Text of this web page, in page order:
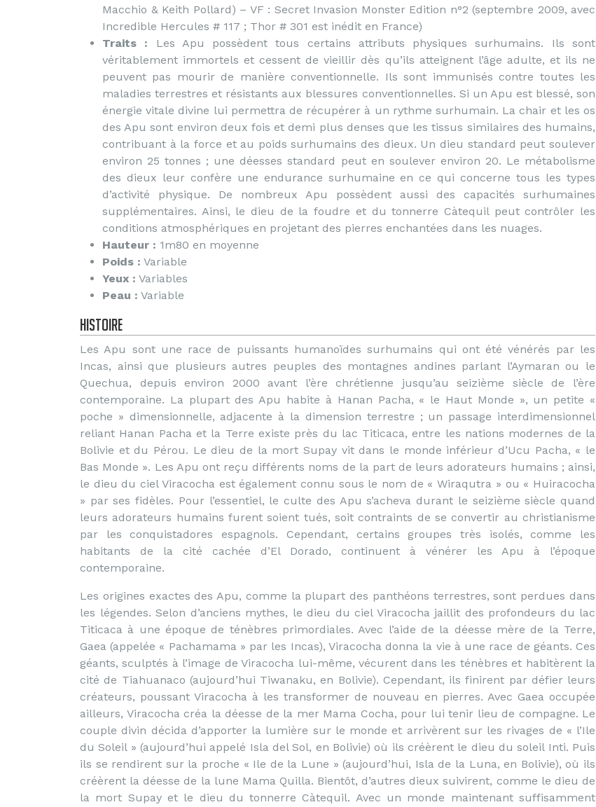
Macchio & Keith Pollard) – VF : Secret Invasion Monster Edition n°2 (septembre 2009, avec
Incredible Hercules # 117 ; Thor # 301 est inédit en France)
Traits : Les Apu possèdent tous certains attributs physiques surhumains. Ils sont
véritablement immortels et cessent de vieillir dès qu’ils atteignent l’âge adulte, et ils ne
peuvent pas mourir de manière conventionnelle. Ils sont immunisés contre toutes les
maladies terrestres et résistants aux blessures conventionnelles. Si un Apu est blessé, son
énergie vitale divine lui permettra de récupérer à un rythme surhumain. La chair et les os
des Apu sont environ deux fois et demi plus denses que les tissus similaires des humains,
contribuant à la force et au poids surhumains des dieux. Un dieu standard peut soulever
environ 25 tonnes ; une déesses standard peut en soulever environ 20. Le métabolisme
des dieux leur confère une endurance surhumaine en ce qui concerne tous les types
d’activité physique. De nombreux Apu possèdent aussi des capacités surhumaines
supplémentaires. Ainsi, le dieu de la foudre et du tonnerre Càtequil peut contrôler les
conditions atmosphériques en projetant des pierres enchantées dans les nuages.
Hauteur : 1m80 en moyenne
Poids : Variable
Yeux : Variables
Peau : Variable
Histoire
Les Apu sont une race de puissants humanoïdes surhumains qui ont été vénérés par les
Incas, ainsi que plusieurs autres peuples des montagnes andines parlant l’Aymaran ou le
Quechua, depuis environ 2000 avant l’ère chrétienne jusqu’au seizième siècle de l’ère
contemporaine. La plupart des Apu habite à Hanan Pacha, « le Haut Monde », un petite «
poche » dimensionnelle, adjacente à la dimension terrestre ; un passage interdimensionnel
reliant Hanan Pacha et la Terre existe près du lac Titicaca, entre les nations modernes de la
Bolivie et du Pérou. Le dieu de la mort Supay vit dans le monde inférieur d’Ucu Pacha, « le
Bas Monde ». Les Apu ont reçu différents noms de la part de leurs adorateurs humains ; ainsi,
le dieu du ciel Viracocha est également connu sous le nom de « Wiraqutra » ou « Huiracocha
» par ses fidèles. Pour l’essentiel, le culte des Apu s’acheva durant le seizième siècle quand
leurs adorateurs humains furent soient tués, soit contraints de se convertir au christianisme
par les conquistadores espagnols. Cependant, certains groupes très isolés, comme les
habitants de la cité cachée d’El Dorado, continuent à vénérer les Apu à l’époque
contemporaine.
Les origines exactes des Apu, comme la plupart des panthéons terrestres, sont perdues dans
les légendes. Selon d’anciens mythes, le dieu du ciel Viracocha jaillit des profondeurs du lac
Titicaca à une époque de ténèbres primordiales. Avec l’aide de la déesse mère de la Terre,
Gaea (appelée « Pachamama » par les Incas), Viracocha donna la vie à une race de géants. Ces
géants, sculptés à l’image de Viracocha lui-même, vécurent dans les ténèbres et habitèrent la
cité de Tiahuanaco (aujourd’hui Tiwanaku, en Bolivie). Cependant, ils finirent par défier leurs
créateurs, poussant Viracocha à les transformer de nouveau en pierres. Avec Gaea occupée
ailleurs, Viracocha créa la déesse de la mer Mama Cocha, pour lui tenir lieu de compagne. Le
couple divin décida d’apporter la lumière sur le monde et arrivèrent sur les rivages de « l’Ile
du Soleil » (aujourd’hui appelé Isla del Sol, en Bolivie) où ils créèrent le dieu du soleil Inti. Puis
ils se rendirent sur la proche « Ile de la Lune » (aujourd’hui, Isla de la Luna, en Bolivie), où ils
créèrent la déesse de la lune Mama Quilla. Bientôt, d’autres dieux suivirent, comme le dieu de
la mort Supay et le dieu du tonnerre Càtequil. Avec un monde maintenant suffisamment